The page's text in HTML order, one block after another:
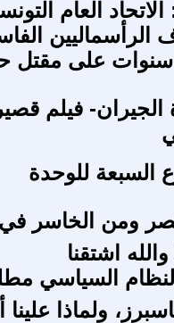
العام
الرأسماليين
سنوات على مقتل
الجيران- فيلم
السبعة للوحدة
ومن الخاسر
والله اشتقنا
النظام السياسي
ولماذا